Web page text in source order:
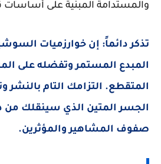
والمستدامة المبنية على أساسات
تذكر دائماً: إن خوارزميات
المبدع المستمر وتفضله على
المتقطع. التزامك التام بالنشر
الجسر المتين الذي سينقلك من
صفوف المشاهير والمؤثرين.